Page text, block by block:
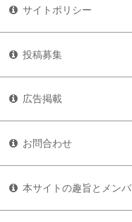
サイトポリシー
投稿募集
広告掲載
お問合わせ
本サイトの趣旨とメン